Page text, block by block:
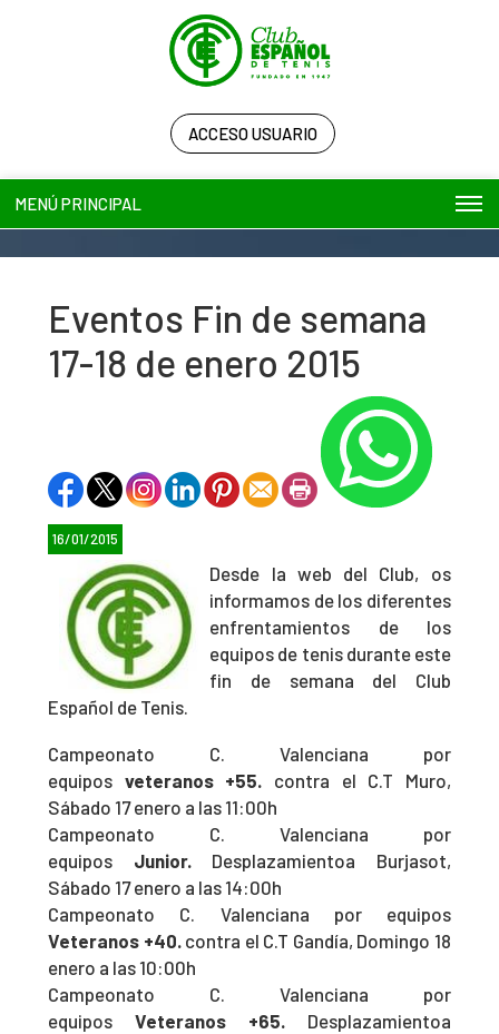
ACCESO USUARIO
MENÚ PRINCIPAL
Eventos Fin de semana
17-18 de enero 2015
16/01/2015
Desde la web del Club, os
informamos de los diferentes
enfrentamientos de los
equipos de tenis durante este
fin de semana del Club
Español de Tenis.
Campeonato C. Valenciana por
equipos veteranos +55. contra el C.T Muro,
Sábado 17 enero a las 11:00h
Campeonato C. Valenciana por
equipos Junior. Desplazamientoa Burjasot,
Sábado 17 enero a las 14:00h
Campeonato C. Valenciana por equipos
Veteranos +40. contra el C.T Gandía, Domingo 18
enero a las 10:00h
Campeonato C. Valenciana por
equiposVeteranos +65. Desplazamientoa